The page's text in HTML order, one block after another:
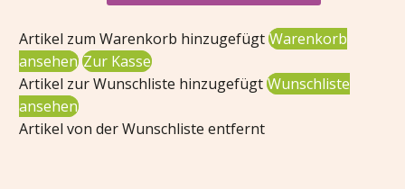
Artikel zum Warenkorb hinzugefügt Warenkorb
ansehen Zur Kasse
Artikel zur Wunschliste hinzugefügt Wunschliste
ansehen
Artikel von der Wunschliste entfernt